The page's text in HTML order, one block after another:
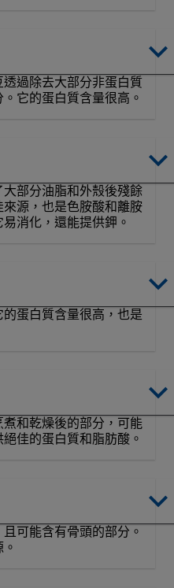
過除去大部分非蛋白質
它的蛋白質含​​量很高。
部分油脂和外殼後殘餘
源，也是色胺酸和離胺
消化，還能提供鉀。
蛋白質含​​量很高，也是
和乾燥後的部分，可能
佳的蛋白質和脂肪酸。
可能含有骨頭的部分。